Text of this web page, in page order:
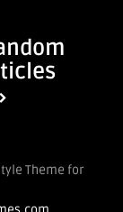
Theme for